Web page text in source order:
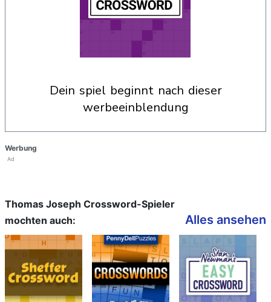
dein spiel beginnt nach dieser
werbeeinblendung
Werbung
Ad
Thomas Joseph Crossword-Spieler
mochten auch:
Alles ansehen